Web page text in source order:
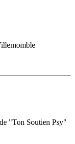
"Ton Soutien Psy"